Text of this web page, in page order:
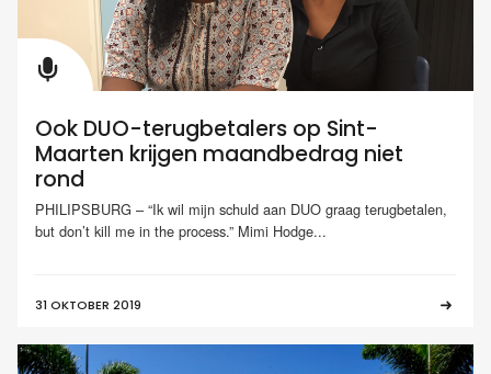
Ook DUO-terugbetalers op Sint-
Maarten krijgen maandbedrag niet
rond
PHILIPSBURG – “Ik wil mijn schuld aan DUO graag terugbetalen,
but don’t kill me in the process.” Mimi Hodge...
31 OKTOBER 2019